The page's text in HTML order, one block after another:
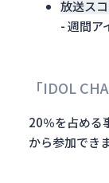
放送ス
- 週間ア
「IDOL
20％を占める
から参加でき